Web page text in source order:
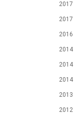
2017
2017
2016
2014
2014
2014
2013
2012